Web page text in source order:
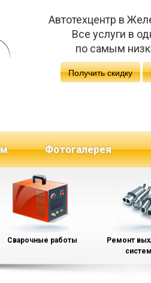
Автотехцентр в
Все услуги в
по самым
Получить скидку
Фотогалерея
Сварочные работы
Ремонт